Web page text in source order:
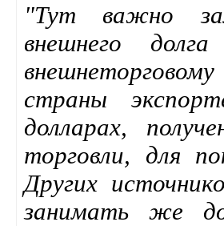
"Тут важно
внешнего
страны
долларах,
торговли, для
Других
занимать же